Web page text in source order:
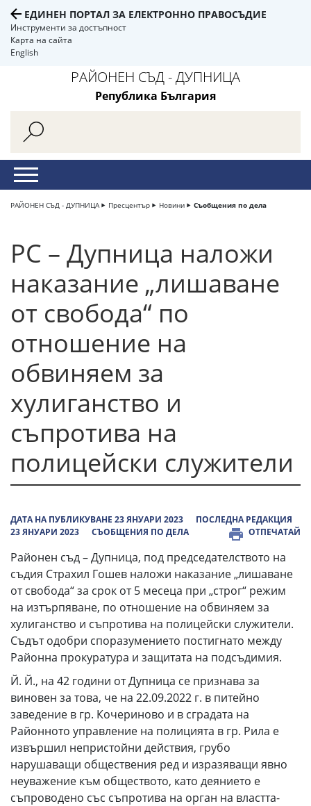
ЕДИНЕН ПОРТАЛ ЗА ЕЛЕКТРОННО ПРАВОСЪДИЕ
Инструменти за достъпност
Карта на сайта
English
РАЙОНЕН СЪД - ДУПНИЦА
Република България
РАЙОНЕН СЪД - ДУПНИЦА Пресцентър Новини Съобщения по дела
РС – Дупница наложи
наказание „лишаване
от свобода“ по
отношение на
обвиняем за
хулиганство и
съпротива на
полицейски служители
ДАТА НА ПУБЛИКУВАНЕ 23 ЯНУАРИ 2023
ПОСЛЕДНА РЕДАКЦИЯ
23 ЯНУАРИ 2023
СЪОБЩЕНИЯ ПО ДЕЛА ОТПЕЧАТАЙ
Районен съд – Дупница, под председателството на
съдия Страхил Гошев наложи наказание „лишаване
от свобода“ за срок от 5 месеца при „строг“ режим
на изтърпяване, по отношение на обвиняем за
хулиганство и съпротива на полицейски служители.
Съдът одобри споразумението постигнато между
Районна прокуратура и защитата на подсъдимия.
Й. Й., на 42 години от Дупница се признава за
виновен за това, че на 22.09.2022 г. в питейно
заведение в гр. Кочериново и в сградата на
Районното управление на полицията в гр. Рила е
извършил непристойни действия, грубо
нарушаващи обществения ред и изразяващи явно
неуважение към обществото, като деянието е
съпроводено със съпротива на орган на властта-